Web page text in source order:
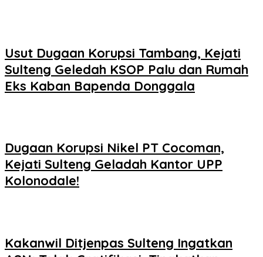
Usut Dugaan Korupsi Tambang, Kejati
Sulteng Geledah KSOP Palu dan Rumah
Eks Kaban Bapenda Donggala
Dugaan Korupsi Nikel PT Cocoman,
Kejati Sulteng Geladah Kantor UPP
Kolonodale!
Kakanwil Ditjenpas Sulteng Ingatkan